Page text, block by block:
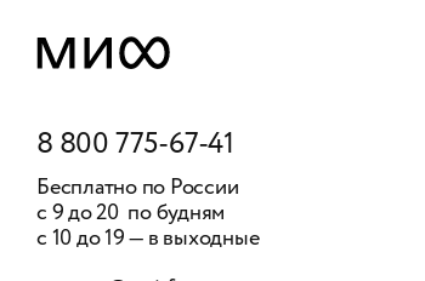
8 800 775-67-41
Бесплатно по России
с 9 до 20 по будням
с 10 до 19 — в выходные